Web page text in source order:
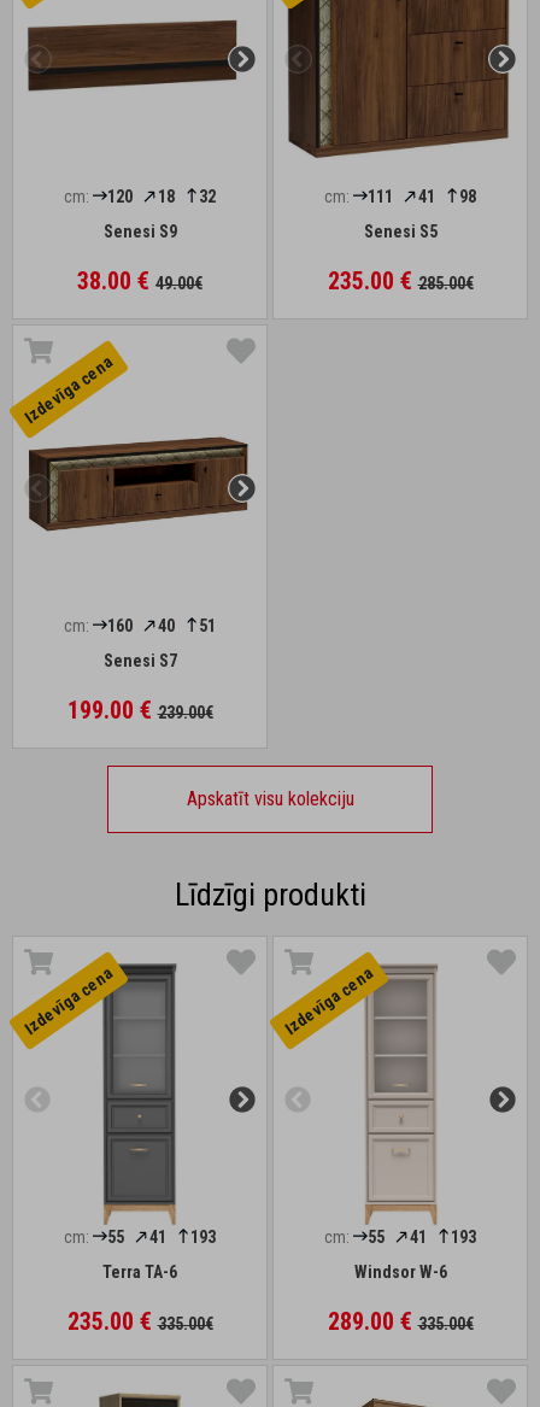
cm: 120 18
32
Senesi S9
38.00 € 49.00€
cm: 111 41
98
Senesi S5
235.00 €285.00€
Izdevīga cena
cm: 160 40
51
Senesi S7
199.00 €239.00€
Apskatīt visu kolekciju
Līdzīgi produkti
Izdevīga cena
cm: 55 41
193
Terra TA-6
235.00 €335.00€
Izdevīga cena
cm: 55 41
193
Windsor W-6
289.00 €335.00€